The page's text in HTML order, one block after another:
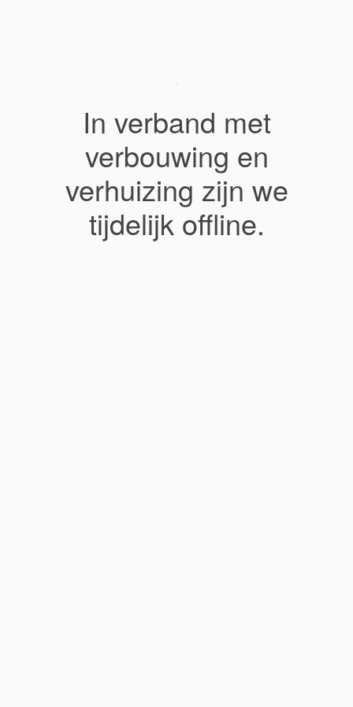
In verband met
verbouwing en
verhuizing zijn we
tijdelijk offline.